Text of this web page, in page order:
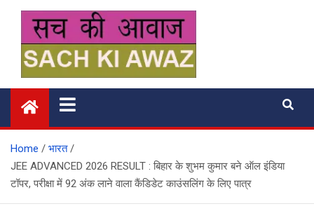
content
सच की आवाज
Home
भारत
JEE ADVANCED 2026 RESULT : बिहार के शुभम कुमार बने ऑल इंडिया
टॉपर, परीक्षा में 92 अंक लाने वाला कैंडिडेट काउंसलिंग के लिए पात्र